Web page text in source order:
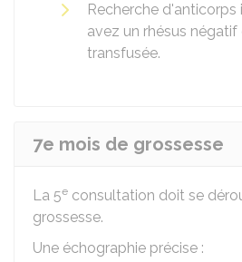
Recherche d'anticorps
avez un rhésus
transfusée.
7e mois de grossesse
La 5e consultation doit se
grossesse.
Une échographie précise :